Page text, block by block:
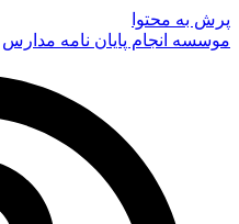
پرش به محتوا
موسسه انجام پایان نامه مدارس